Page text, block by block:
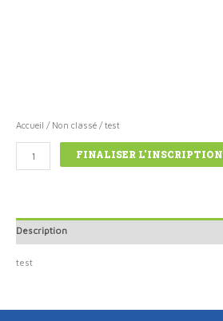
Accueil / Non classé / test
de
FINALISER L'INSCRIPTION
Description
test